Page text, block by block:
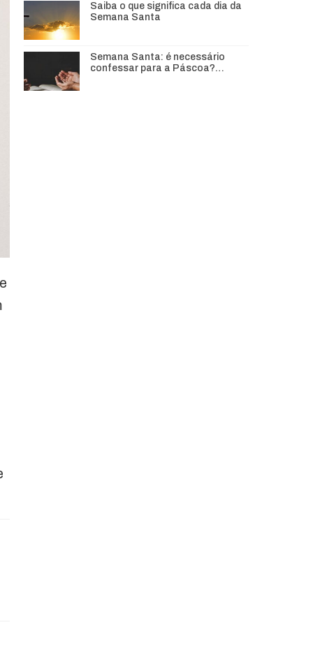
Saiba o que significa cada dia da
Semana Santa
Semana Santa: é necessário
confessar para a Páscoa?…